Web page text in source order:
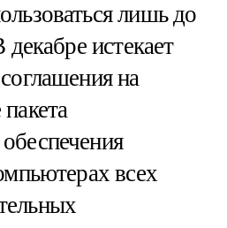
лишь до
истекает
на
всех